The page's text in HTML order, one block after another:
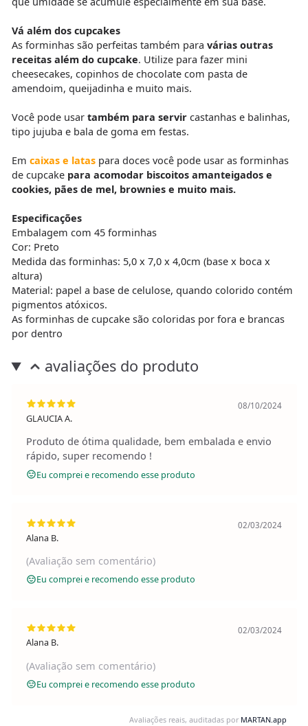
Vá além dos cupcakes
As forminhas são perfeitas também para várias outras
receitas além do cupcake. Utilize para fazer mini
cheesecakes, copinhos de chocolate com pasta de
amendoim, queijadinha e muito mais.
Você pode usar também para servircastanhas e balinhas,
tipo jujuba e bala de goma em festas.
Em caixas e lataspara doces você pode usar as forminhas
de cupcake para acomodar biscoitos amanteigados e
cookies, pães de mel, brownies e muito mais.
Especificações
Embalagem com 45 forminhas
Cor: Preto
Medida das forminhas: 5,0 x 7,0 x 4,0cm (base x boca x
altura)
Material: papel a base de celulose, quando colorido contém
pigmentos atóxicos.
As forminhas de cupcake são coloridas por fora e brancas
por dentro
avaliações do produto
GLAUCIA A.
08/10/2024
Produto de ótima qualidade, bem embalada e envio
rápido, super recomendo !
Eu comprei e recomendo esse produto
Alana B.
02/03/2024
(Avaliação sem comentário)
Eu comprei e recomendo esse produto
Alana B.
02/03/2024
(Avaliação sem comentário)
Eu comprei e recomendo esse produto
Avaliações reais, auditadas por MARTAN.app